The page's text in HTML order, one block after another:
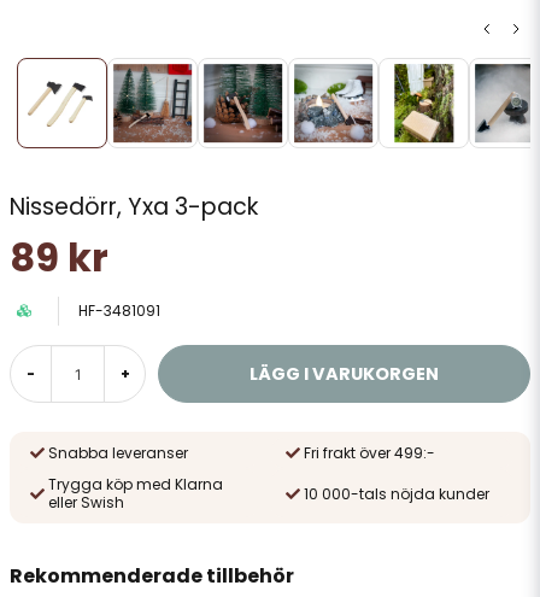
Nissedörr, Yxa 3-pack
89 kr
HF-3481091
- + LÄGG I VARUKORGEN
Snabba leveranser
Fri frakt över 499:-
Trygga köp med Klarna
eller Swish
10 000-tals nöjda kunder
Rekommenderade tillbehör